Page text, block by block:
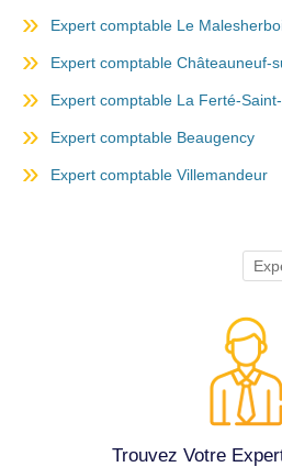
Expert comptable Le
Expert comptable Châteauneuf-
Expert comptable La Ferté-
Expert comptable Beaugency
Expert comptable Villemandeur
Trouvez Votre